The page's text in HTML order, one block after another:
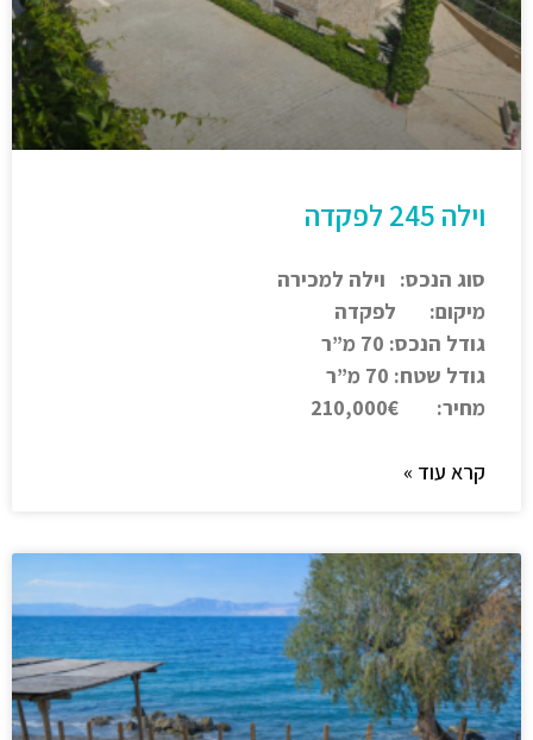
וילה 245 לפקדה
סוג הנכס: וילה למכירה
מיקום: לפקדה
גודל הנכס: 70 מ”ר
גודל שטח: 70 מ”ר
מחיר: 210,000€
קרא עוד »